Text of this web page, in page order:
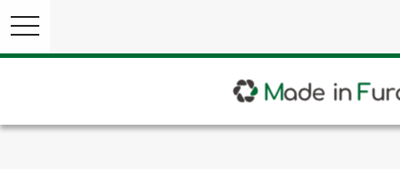
toggle
navigation